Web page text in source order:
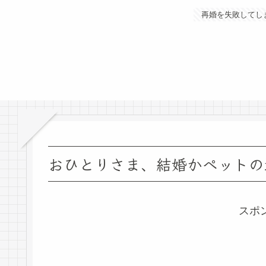
再婚を失敗してし
おひとりさま、結婚かペット
スポ